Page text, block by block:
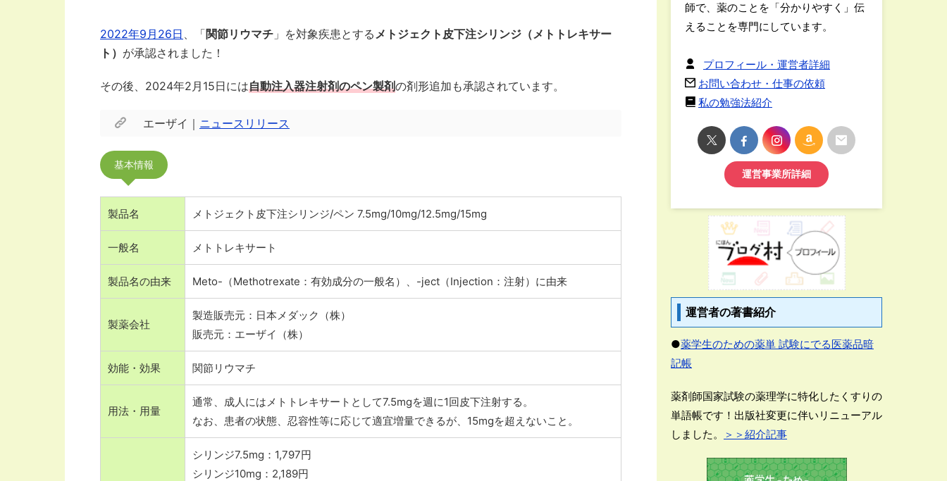
2022年9月26日 、「関節リウマチ 」を対象疾患とする メトジェクト皮下注シリンジ（メトトレキサー
ト） が承認されました！
その後、2024年2月15日には自動注入器注射剤のペン製剤の剤形追加も承認されています。
エーザイ｜ ニュースリリース
基本情報
製品名 メトジェクト皮下注シリンジ/ペン 7.5mg/10mg/12.5mg/15mg
一般名 メトトレキサート
製品名の由来 Meto-（Methotrexate：有効成分の一般名）、-ject（Injection：注射）に由来
製薬会社
製造販売元：日本メダック（株）
販売元：エーザイ（株）
効能・効果 関節リウマチ
用法・用量
通常、成人にはメトトレキサートとして7.5mgを週に1回皮下注射する。
なお、患者の状態、忍容性等に応じて適宜増量できるが、15mgを超えないこと。
シリンジ7.5mg：1,797円
シリンジ10mg：2,189円
師で、薬のことを「分かりやすく」伝
えることを専門にしています。
プロフィール・運営者詳細
お問い合わせ・仕事の依頼
私の勉強法紹介
運営事業所詳細
運営者の著書紹介
●薬学生のための薬単 試験にでる医薬品暗
記帳
薬剤師国家試験の薬理学に特化したくすりの
単語帳です！出版社変更に伴いリニューアル
しました。
＞＞紹介記事